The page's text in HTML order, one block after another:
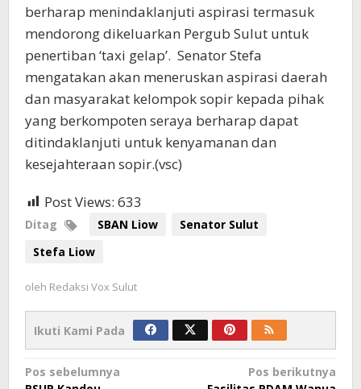
berharap menindaklanjuti aspirasi termasuk
mendorong dikeluarkan Pergub Sulut untuk
penertiban ‘taxi gelap’. Senator Stefa
mengatakan akan meneruskan aspirasi daerah
dan masyarakat kelompok sopir kepada pihak
yang berkompoten seraya berharap dapat
ditindaklanjuti untuk kenyamanan dan
kesejahteraan sopir.(vsc)
Post Views: 633
Ditag SBAN Liow
Senator Sulut
Stefa Liow
oleh Redaksi Vox Sulut
Ikuti Kami Pada
Navigasi
Pos sebelumnya
Pos berikutnya